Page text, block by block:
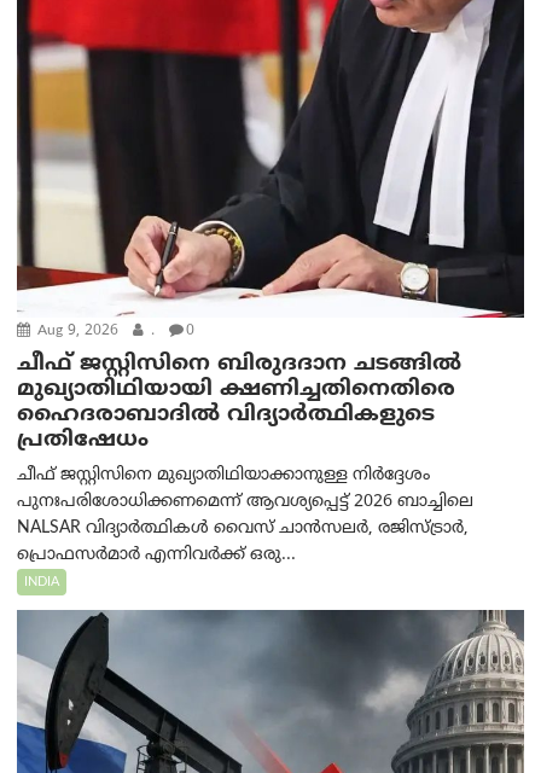
Aug 9, 2026 . 0
ചീഫ് ജസ്റ്റിസിനെ ബിരുദദാന ചടങ്ങില്‍
മുഖ്യാതിഥിയായി ക്ഷണിച്ചതിനെതിരെ
ഹൈദരാബാദില്‍ വിദ്യാർത്ഥികളുടെ
പ്രതിഷേധം
ചീഫ് ജസ്റ്റിസിനെ മുഖ്യാതിഥിയാക്കാനുള്ള നിർദ്ദേശം
പുനഃപരിശോധിക്കണമെന്ന് ആവശ്യപ്പെട്ട് 2026 ബാച്ചിലെ
NALSAR വിദ്യാർത്ഥികൾ വൈസ് ചാൻസലർ, രജിസ്ട്രാർ,
പ്രൊഫസർമാർ എന്നിവർക്ക് ഒരു...
INDIA